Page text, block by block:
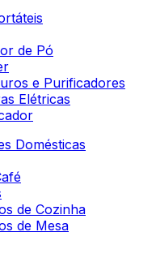
de Pó
e Purificadores
Elétricas
Domésticas
de Cozinha
de Mesa